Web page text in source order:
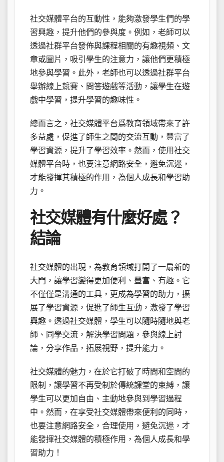
社交媒體平台的互動性，能夠激發學生們的學
習興趣，提升他們的參與度。例如，老師可以
透過社群平台發佈與課程相關的有趣視頻、文
章或圖片，吸引學生的注意力，讓他們更積極
地參與學習。此外，老師也可以透過社群平台
舉辦線上競賽、問答遊戲等活動，讓學生在遊
戲中學習，提升學習的趣味性。
總而言之，社交媒體平台爲教育領域帶來了許
多益處，促進了師生之間的交流互動，豐富了
學習資源，提升了學習效率。然而，使用社交
媒體平台時，也要注意網路安全，避免沉迷，
才能發揮其積極的作用，為個人成長和學習助
力。
社交媒體有什麼好處？
結論
社交媒體的出現，為教育領域打開了一扇新的
大門，讓學習變得更加便利、豐富、有趣。它
不僅僅是溝通的工具，更成為學習的助力，擴
展了學習資源，促進了師生互動，激發了學習
興趣。透過社交媒體，學生可以隨時隨地與老
師、同學交流，解決學習問題，參與線上討
論，分享作品，拓展視野，提升能力。
社交媒體的魅力，在於它打破了時間和空間的
限制，讓學習不再受制於傳統課堂的束縛，讓
學生可以更加自由、主動地參與到學習過程
中。然而，在享受社交媒體帶來便利的同時，
也要注意網路安全，合理使用，避免沉迷，才
能發揮社交媒體的積極作用，為個人成長和學
習助力！